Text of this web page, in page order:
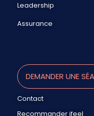
Leadership
Assurance
DEMANDER UNE
Contact
Recommander ifeel